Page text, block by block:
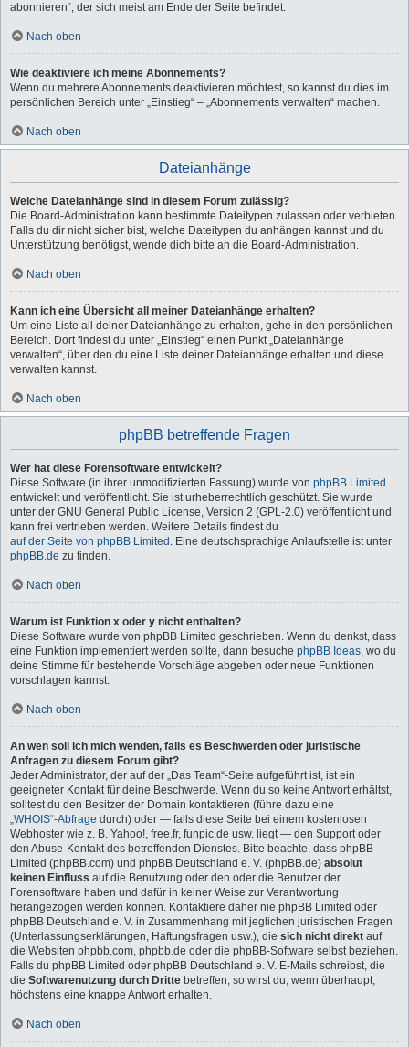
abonnieren“, der sich meist am Ende der Seite befindet.
Nach oben
Wie deaktiviere ich meine Abonnements?
Wenn du mehrere Abonnements deaktivieren möchtest, so kannst du dies im
persönlichen Bereich unter „Einstieg“ – „Abonnements verwalten“ machen.
Nach oben
Dateianhänge
Welche Dateianhänge sind in diesem Forum zulässig?
Die Board-Administration kann bestimmte Dateitypen zulassen oder verbieten.
Falls du dir nicht sicher bist, welche Dateitypen du anhängen kannst und du
Unterstützung benötigst, wende dich bitte an die Board-Administration.
Nach oben
Kann ich eine Übersicht all meiner Dateianhänge erhalten?
Um eine Liste all deiner Dateianhänge zu erhalten, gehe in den persönlichen
Bereich. Dort findest du unter „Einstieg“ einen Punkt „Dateianhänge
verwalten“, über den du eine Liste deiner Dateianhänge erhalten und diese
verwalten kannst.
Nach oben
phpBB betreffende Fragen
Wer hat diese Forensoftware entwickelt?
Diese Software (in ihrer unmodifizierten Fassung) wurde von phpBB Limited
entwickelt und veröffentlicht. Sie ist urheberrechtlich geschützt. Sie wurde
unter der GNU General Public License, Version 2 (GPL-2.0) veröffentlicht und
kann frei vertrieben werden. Weitere Details findest du
auf der Seite von phpBB Limited . Eine deutschsprachige Anlaufstelle ist unter
phpBB.de zu finden.
Nach oben
Warum ist Funktion x oder y nicht enthalten?
Diese Software wurde von phpBB Limited geschrieben. Wenn du denkst, dass
eine Funktion implementiert werden sollte, dann besuche phpBB Ideas, wo du
deine Stimme für bestehende Vorschläge abgeben oder neue Funktionen
vorschlagen kannst.
Nach oben
An wen soll ich mich wenden, falls es Beschwerden oder juristische
Anfragen zu diesem Forum gibt?
Jeder Administrator, der auf der „Das Team“-Seite aufgeführt ist, ist ein
geeigneter Kontakt für deine Beschwerde. Wenn du so keine Antwort erhältst,
solltest du den Besitzer der Domain kontaktieren (führe dazu eine
„WHOIS“-Abfrage durch) oder — falls diese Seite bei einem kostenlosen
Webhoster wie z. B. Yahoo!, free.fr, funpic.de usw. liegt — den Support oder
den Abuse-Kontakt des betreffenden Dienstes. Bitte beachte, dass phpBB
Limited (phpBB.com) und phpBB Deutschland e. V. (phpBB.de) absolut
keinen Einfluss auf die Benutzung oder den oder die Benutzer der
Forensoftware haben und dafür in keiner Weise zur Verantwortung
herangezogen werden können. Kontaktiere daher nie phpBB Limited oder
phpBB Deutschland e. V. in Zusammenhang mit jeglichen juristischen Fragen
(Unterlassungserklärungen, Haftungsfragen usw.), die sich nicht direkt auf
die Websiten phpbb.com, phpbb.de oder die phpBB-Software selbst beziehen.
Falls du phpBB Limited oder phpBB Deutschland e. V. E-Mails schreibst, die
die Softwarenutzung durch Dritte betreffen, so wirst du, wenn überhaupt,
höchstens eine knappe Antwort erhalten.
Nach oben